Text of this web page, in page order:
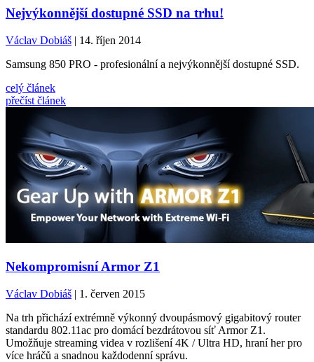
Nejvýkonnější dostupné SSD na trhu!
Václav Dobiáš | 14. říjen 2014
Samsung 850 PRO - profesionální a nejvýkonnější dostupné SSD.
celý článek
přečíst článek
Nekompromisní Armor Z1
Václav Dobiáš | 1. červen 2015
Na trh přichází extrémně výkonný dvoupásmový gigabitový router
standardu 802.11ac pro domácí bezdrátovou síť Armor Z1.
Umožňuje streaming videa v rozlišení 4K / Ultra HD, hraní her pro
více hráčů a snadnou každodenní správu.